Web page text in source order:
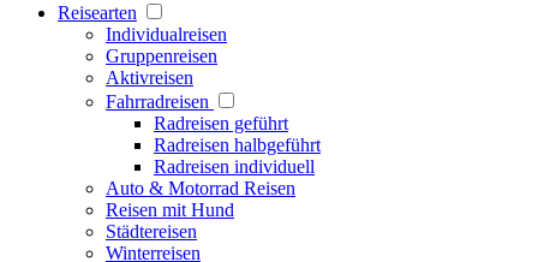
Reisearten
Individualreisen
Gruppenreisen
Aktivreisen
Fahrradreisen
Radreisen geführt
Radreisen halbgeführt
Radreisen individuell
Auto & Motorrad Reisen
Reisen mit Hund
Städtereisen
Winterreisen